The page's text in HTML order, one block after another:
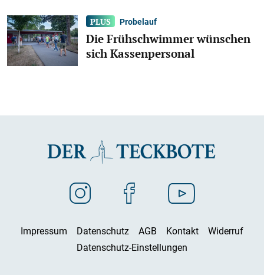
Probelauf
Die Frühschwimmer wünschen
sich Kassenpersonal
Impressum Datenschutz AGB Kontakt
Widerruf
Datenschutz-Einstellungen